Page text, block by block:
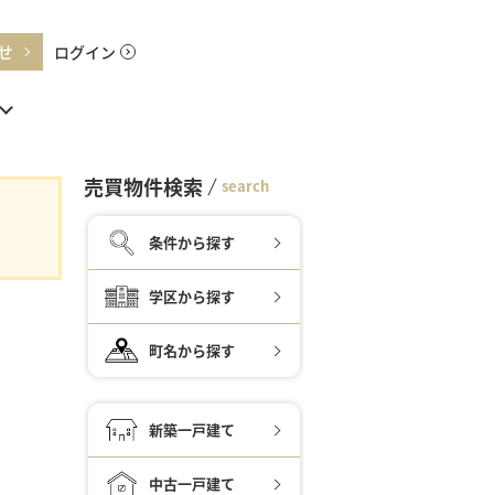
ログイン
売買物件検索 search
条件から探す
学区から探す
町名から探す
新築一戸建て
中古一戸建て